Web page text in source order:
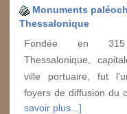
Monuments
Thessalonique
Fondée en
Thessalonique,
ville portuaire, fut
foyers de diffusion du
savoir plus...]